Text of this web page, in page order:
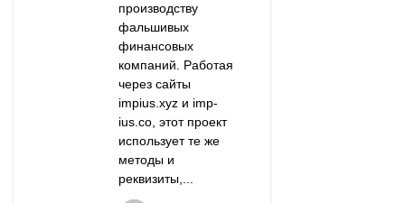
производству
фальшивых
финансовых
компаний. Работая
через сайты
impius.xyz и imp-
ius.co, этот проект
использует те же
методы и
реквизиты,...